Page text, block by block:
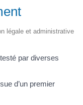
légale et administrative
par diverses
d’un premier